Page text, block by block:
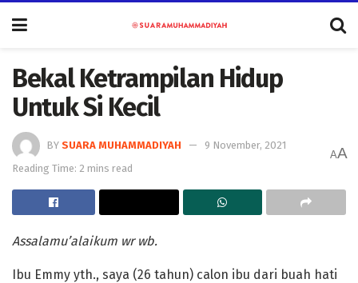
Bekal Ketrampilan Hidup
Untuk Si Kecil
BY SUARA MUHAMMADIYAH
9 November, 2021
Reading Time: 2 mins read
AA
Assalamu’alaikum wr wb.
Ibu Emmy yth., saya (26 tahun) calon ibu dari buah hati